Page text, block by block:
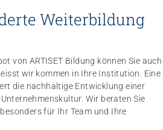
Weiterbildung
von ARTISET Bildung können Sie auch
wir kommen in Ihre Institution. Eine
die nachhaltige Entwicklung einer
Wir beraten Sie
für Ihr Team und Ihre